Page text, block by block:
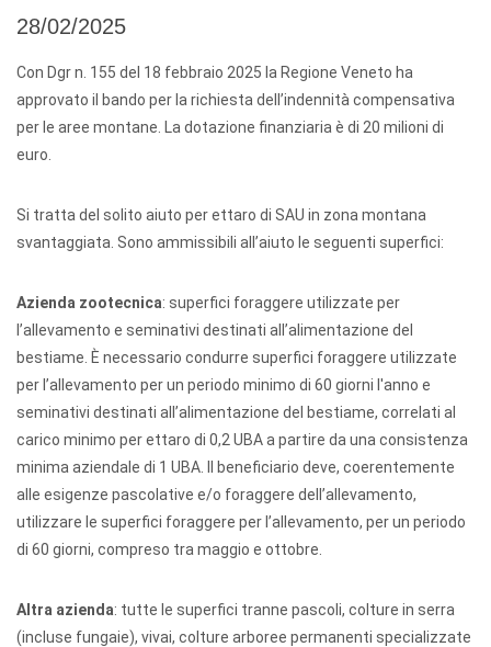
28/02/2025
Con Dgr n. 155 del 18 febbraio 2025 la Regione Veneto ha
approvato il bando per la richiesta dell’indennità compensativa
per le aree montane. La dotazione finanziaria è di 20 milioni di
euro.
Si tratta del solito aiuto per ettaro di SAU in zona montana
svantaggiata. Sono ammissibili all’aiuto le seguenti superfici:
Azienda zootecnica: superfici foraggere utilizzate per
l’allevamento e seminativi destinati all’alimentazione del
bestiame. È necessario condurre superfici foraggere utilizzate
per l’allevamento per un periodo minimo di 60 giorni l'anno e
seminativi destinati all’alimentazione del bestiame, correlati al
carico minimo per ettaro di 0,2 UBA a partire da una consistenza
minima aziendale di 1 UBA. Il beneficiario deve, coerentemente
alle esigenze pascolative e/o foraggere dell’allevamento,
utilizzare le superfici foraggere per l’allevamento, per un periodo
di 60 giorni, compreso tra maggio e ottobre.
Altra azienda: tutte le superfici tranne pascoli, colture in serra
(incluse fungaie), vivai, colture arboree permanenti specializzate